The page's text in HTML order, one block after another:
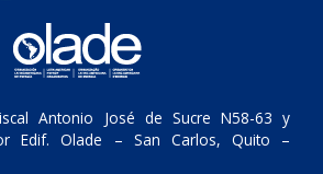
Antonio José de Sucre N58-63 y
Edif. Olade – San Carlos, Quito –